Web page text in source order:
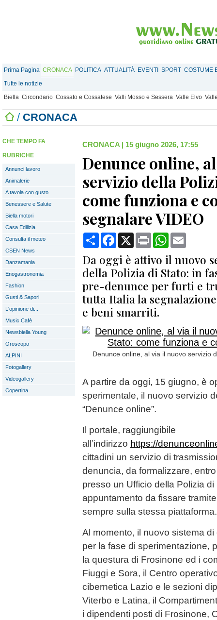
Prima Pagina CRONACA POLITICA ATTUALITÀ EVENTI SPORT COSTUME
Tutte le notizie
Biella Circondario Cossato e Cossatese Valli Mosso e Sessera Valle Elvo
/ CRONACA
CHE TEMPO FA
RUBRICHE
Annunci lavoro
Animalerie
A tavola con gusto
Benessere e Salute
Biella motori
Casa Edilizia
Consulta il meteo
CSEN News
Danzamania
Enogastronomia
Fashion
Gusti & Sapori
L'opinione di...
Music Cafè
Newsbiella Young
Oroscopo
ALPINI
Fotogallery
Videogallery
Copertina
CRONACA | 15 giugno 2026, 17:55
Denunce online,
servizio della
come funziona e
segnalare VIDEO
CondividiFacebook
X Print WhatsApp
Da oggi è attivo il nuovo
della Polizia di Stato: in
pre-denunce per furti e
tutta Italia la
e beni smarriti.
Denunce online, al via il nuovo servizio
A partire da oggi, 15 giugno, è
sperimentale, il nuovo servizio
“Denunce online”.
Il portale, raggiungibile
all’indirizzo https://
cittadini un servizio di
denuncia, da formalizzare,
presso un Ufficio della Polizia di
appuntamento da fissare
sempre sulla stessa piattaforma.
Al momento, il nuovo sistema
per la fase di sperimentazione,
la questura di Frosinone ed i
Fiuggi e Sora, il Centro
cibernetica Lazio e le sezioni
Viterbo e Latina, il
i dipendenti posti di Frosinone,